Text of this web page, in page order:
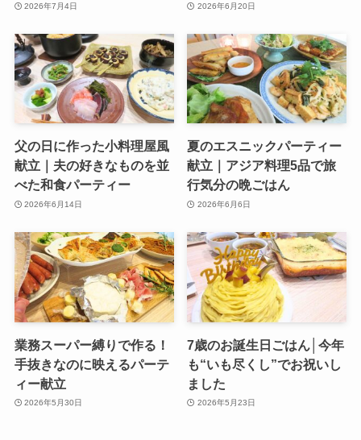
2026年7月4日 2026年6月20日
父の日に作った小料理屋風
献立｜夫の好きなものを並
べた和食パーティー
2026年6月14日
夏のエスニックパーティー
献立｜アジア料理5品で旅
行気分の晩ごはん
2026年6月6日
業務スーパー縛りで作る！
手抜きなのに映えるパーテ
ィー献立
2026年5月30日
7歳のお誕生日ごはん│今年
も“いも尽くし”でお祝いし
ました
2026年5月23日